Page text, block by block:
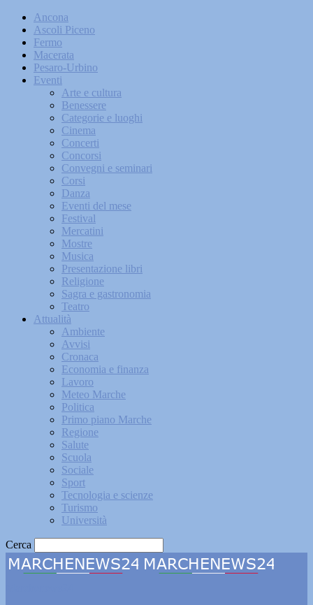
Ancona
Ascoli Piceno
Fermo
Macerata
Pesaro-Urbino
Eventi
Arte e cultura
Benessere
Categorie e luoghi
Cinema
Concerti
Concorsi
Convegni e seminari
Corsi
Danza
Eventi del mese
Festival
Mercatini
Mostre
Musica
Presentazione libri
Religione
Sagra e gastronomia
Teatro
Attualità
Ambiente
Avvisi
Cronaca
Economia e finanza
Lavoro
Meteo Marche
Politica
Primo piano Marche
Regione
Salute
Scuola
Sociale
Sport
Tecnologia e scienze
Turismo
Università
Cerca